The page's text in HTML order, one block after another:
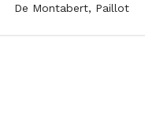
De Montabert, Paillot